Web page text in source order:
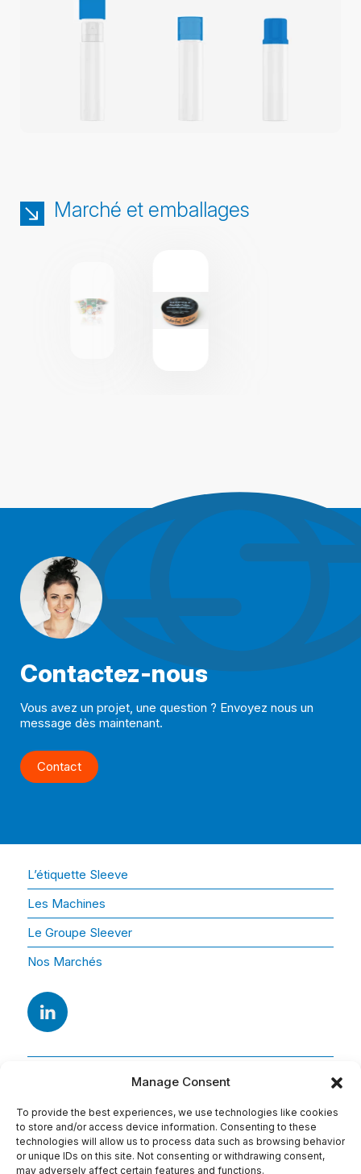
Manage Consent
To provide the best experiences, we use technologies like cookies
to store and/or access device information. Consenting to these
technologies will allow us to process data such as browsing behavior
or unique IDs on this site. Not consenting or withdrawing consent,
may adversely affect certain features and functions.
Marché et emballages
Contactez-nous
Vous avez un projet, une question ? Envoyez nous un
message dès maintenant.
Contact
L’étiquette Sleeve
Les Machines
Le Groupe Sleever
Nos Marchés
Adresse